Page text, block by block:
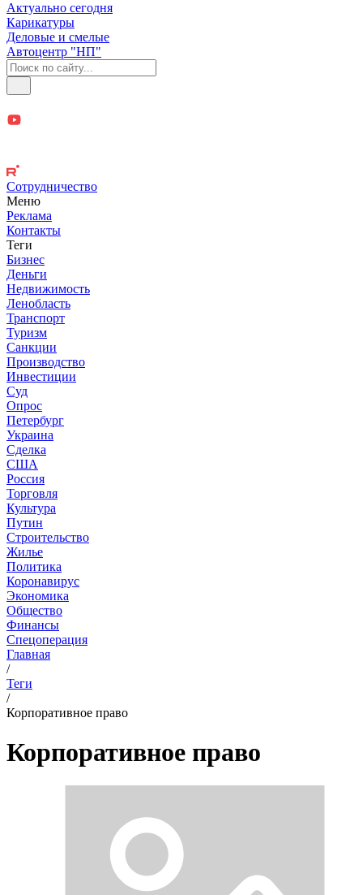
Актуально сегодня
Карикатуры
Деловые и смелые
Автоцентр "НП"
Сотрудничество
Меню
Реклама
Контакты
Теги
Бизнес
Деньги
Недвижимость
Ленобласть
Транспорт
Туризм
Санкции
Производство
Инвестиции
Суд
Опрос
Петербург
Украина
Сделка
США
Россия
Торговля
Культура
Путин
Строительство
Жилье
Политика
Коронавирус
Экономика
Общество
Финансы
Спецоперация
Главная
/
Теги
/
Корпоративное право
Корпоративное право